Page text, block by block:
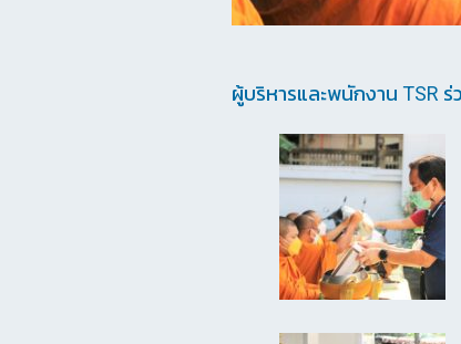
ผู้บริหารและพนักงาน TSR